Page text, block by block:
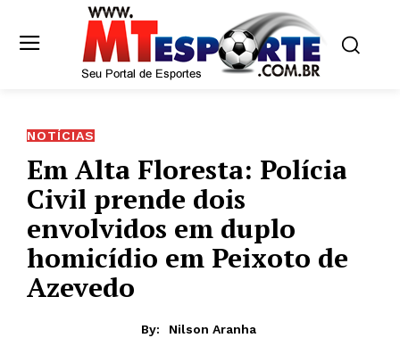
NOTÍCIAS
Em Alta Floresta: Polícia
Civil prende dois
envolvidos em duplo
homicídio em Peixoto de
Azevedo
By:
Nilson Aranha